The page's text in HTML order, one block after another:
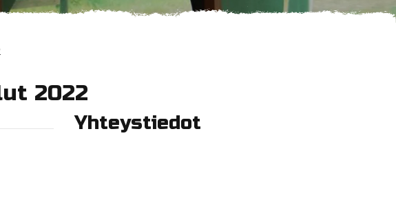
2022
Yhteystiedot